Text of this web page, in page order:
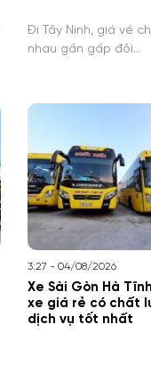
Đi Tây Ninh, giá vé
nhau gần gấp đôi…
3:27 - 04/08/2026
Xe Sài Gòn Hà
xe giá rẻ có chất
dịch vụ tốt nhất